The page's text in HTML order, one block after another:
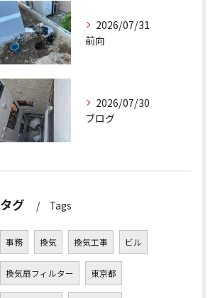
2026/07/31
前向
2026/07/30
ブログ
タグ Tags
事務 換気 換気工事 ビル
換気扇フィルター 東京都